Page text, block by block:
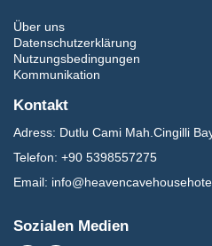
Über uns
Datenschutzerklärung
Nutzungsbedingungen
Kommunikation
Kontakt
Adress: Dutlu Cami Mah.Cingilli
Telefon: +90 5398557275
Email:
Sozialen Medien